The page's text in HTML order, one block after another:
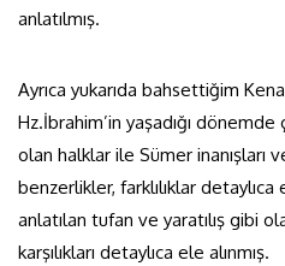
anlatılmış.
Ayrıca yukarıda bahsettiğim
Hz.İbrahim’in yaşadığı dönemde
olan halklar ile Sümer inanışları
benzerlikler, farklılıklar
anlatılan tufan ve yaratılış gibi
karşılıkları detaylıca ele alınmış.